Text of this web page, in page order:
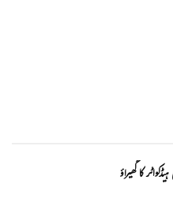
کا گھیراؤ